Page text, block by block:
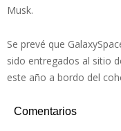
Musk.
Se prevé que
sido entregados al sitio
este año a bordo del
Comentarios